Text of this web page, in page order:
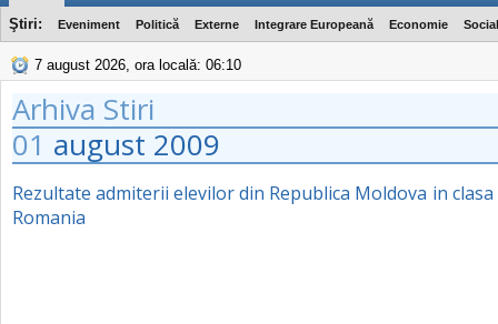
Ştiri: Eveniment Politică Externe Integrare Europeană Economie Social
7 august 2026, ora locală: 06:10
Arhiva Stiri
01 august 2009
Rezultate admiterii elevilor din Republica Moldova in clasa
Romania